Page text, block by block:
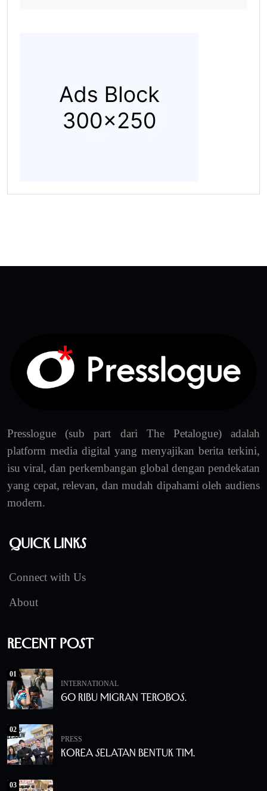
Presslogue (sub part dari The Petalogue) adalah
platform media digital yang menyajikan berita terkini,
isu viral, dan perkembangan global dengan pendekatan
yang cepat, relevan, dan mudah dipahami oleh audiens
modern.
Quick Links
Connect with Us
About
Recent Post
01
INTERNATIONAL
60 Ribu Migran Terobos.
02
PRESS
Korea Selatan Bentuk Tim.
03